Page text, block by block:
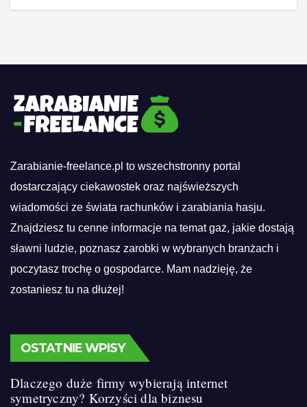
Zarabianie-freelance.pl to wszechstronny portal
dostarczający ciekawostek oraz najświeższych
wiadomości ze świata rachunków i zarabiania hasju.
Znajdziesz tu cenne informacje na temat gaż, jakie dostają
sławni ludzie, poznasz zarobki w wybranych branżach i
poczytasz trochę o gospodarce. Mam nadzieję, że
zostaniesz tu na dłużej!
OSTATNIE WPISY
Dlaczego duże firmy wybierają internet
symetryczny? Korzyści dla biznesu